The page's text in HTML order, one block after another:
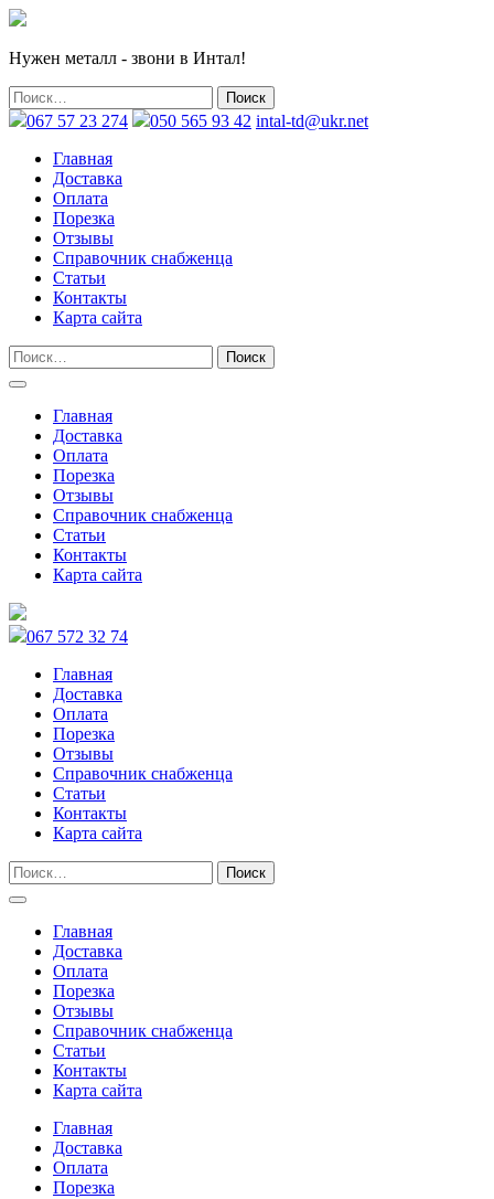
Нужен металл - звони в Интал!
067 57 23 274 050 565 93 42 intal-td@ukr.net
Главная
Доставка
Оплата
Порезка
Отзывы
Справочник снабженца
Статьи
Контакты
Карта сайта
Главная
Доставка
Оплата
Порезка
Отзывы
Справочник снабженца
Статьи
Контакты
Карта сайта
067 572 32 74
Главная
Доставка
Оплата
Порезка
Отзывы
Справочник снабженца
Статьи
Контакты
Карта сайта
Главная
Доставка
Оплата
Порезка
Отзывы
Справочник снабженца
Статьи
Контакты
Карта сайта
Главная
Доставка
Оплата
Порезка